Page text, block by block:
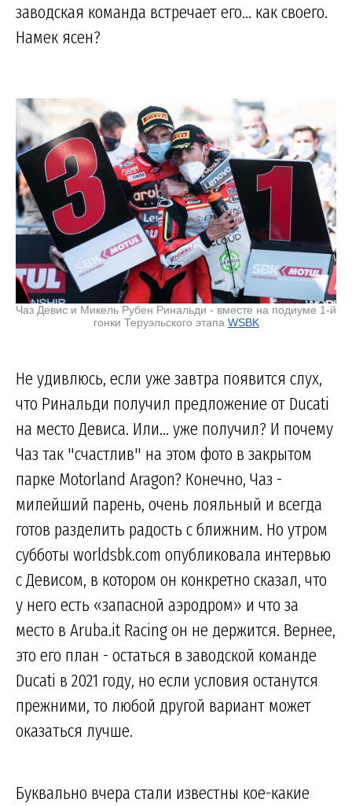
заводская команда встречает его... как своего.
Намек ясен?
Чаз Девис и Микель Рубен Ринальди - вместе на подиуме 1-й
гонки Теруэльского этапа WSBK
Не удивлюсь, если уже завтра появится слух,
что Ринальди получил предложение от Ducati
на место Девиса. Или... уже получил? И почему
Чаз так "счастлив" на этом фото в закрытом
парке Motorland Aragon? Конечно, Чаз -
милейший парень, очень лояльный и всегда
готов разделить радость с ближним. Но утром
субботы worldsbk.com опубликовала интервью
с Девисом, в котором он конкретно сказал, что
у него есть «запасной аэродром» и что за
место в Aruba.it Racing он не держится. Вернее,
это его план - остаться в заводской команде
Ducati в 2021 году, но если условия останутся
прежними, то любой другой вариант может
оказаться лучше.
Буквально вчера стали известны кое-какие